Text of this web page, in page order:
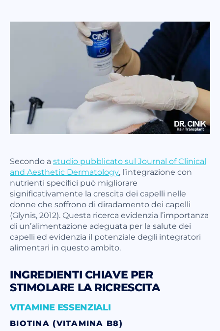
Secondo a studio pubblicato sul Journal of Clinical
and Aesthetic Dermatology, l’integrazione con
nutrienti specifici può migliorare
significativamente la crescita dei capelli nelle
donne che soffrono di diradamento dei capelli
(Glynis, 2012). Questa ricerca evidenzia l’importanza
di un’alimentazione adeguata per la salute dei
capelli ed evidenzia il potenziale degli integratori
alimentari in questo ambito.
INGREDIENTI CHIAVE PER
STIMOLARE LA RICRESCITA
VITAMINE ESSENZIALI
BIOTINA (VITAMINA B8)